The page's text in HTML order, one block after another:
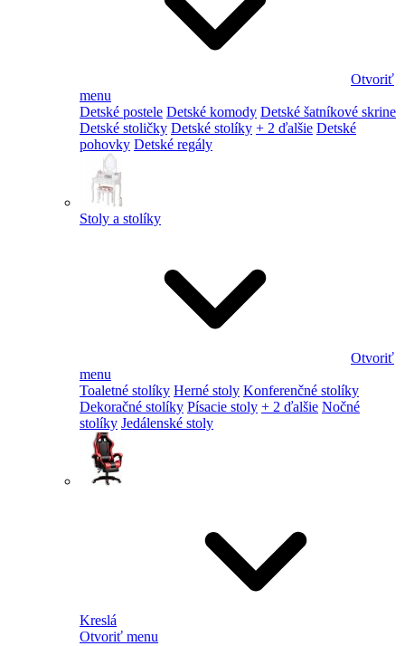
Otvoriť
menu
Detské postele Detské komody Detské šatníkové skrine
Detské stoličky Detské stolíky + 2 ďalšie Detské
pohovky Detské regály
Stoly a stolíky
Otvoriť
menu
Toaletné stolíky Herné stoly Konferenčné stolíky
Dekoračné stolíky Písacie stoly + 2 ďalšie Nočné
stolíky Jedálenské stoly
Kreslá
Otvoriť menu